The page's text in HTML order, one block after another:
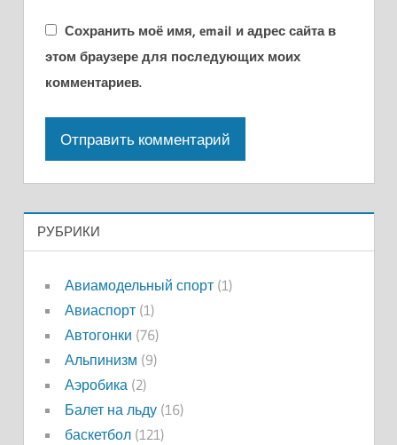
Сохранить моё имя, email и адрес сайта в
этом браузере для последующих моих
комментариев.
РУБРИКИ
Авиамодельный спорт(1)
Авиаспорт(1)
Автогонки (76)
Альпинизм (9)
Аэробика(2)
Балет на льду(16)
баскетбол(121)